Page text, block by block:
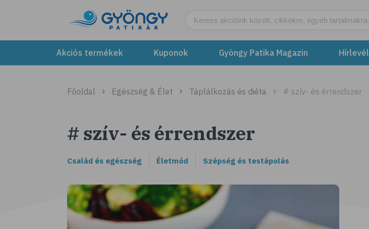
Akciós termékek Kuponok Gyöngy Patika Magazin Hírlevél
Főoldal Egészség & Élet Táplálkozás és diéta # szív- és érrendszer
# szív- és érrendszer
Család és egészség Életmód Szépség és testápolás